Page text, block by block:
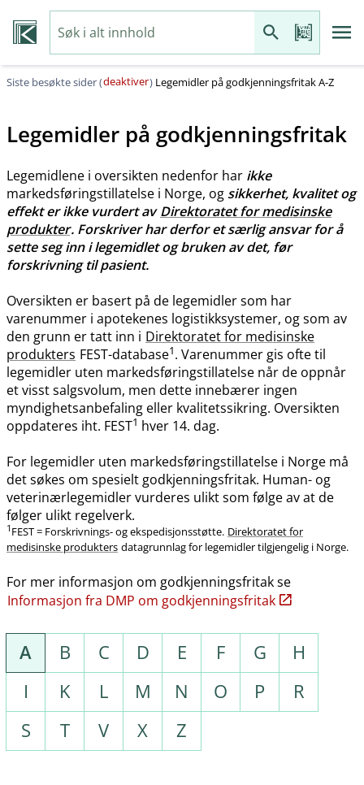
Siste besøkte sider (deaktiver) Legemidler på godkjenningsfritak A-Z
Legemidler på godkjenningsfritak
Legemidlene i oversikten nedenfor har ikke
markedsføringstillatelse i Norge, og sikkerhet, kvalitet og
effekt er ikke vurdert avDirektoratet for medisinske
produkter. Forskriver har derfor et særlig ansvar for å
sette seg inn i legemidlet og bruken av det, før
forskrivning til pasient.
Oversikten er basert på de legemidler som har
varenummer i apotekenes logistikksystemer, og som av
den grunn er tatt inn i Direktoratet for medisinske
produkters FEST-database1. Varenummer gis ofte til
legemidler uten markedsføringstillatelse når de oppnår
et visst salgsvolum, men dette innebærer ingen
myndighetsanbefaling eller kvalitetssikring. Oversikten
oppdateres iht. FEST1 hver 14. dag.
For legemidler uten markedsføringstillatelse i Norge må
det søkes om spesielt godkjenningsfritak. Human- og
veterinærlegemidler vurderes ulikt som følge av at de
følger ulikt regelverk.
1 FEST = Forskrivnings- og ekspedisjonsstøtte. Direktoratet for
medisinske produkters datagrunnlag for legemidler tilgjengelig i Norge.
For mer informasjon om godkjenningsfritak se
Informasjon fra DMP om godkjenningsfritak
A B C D E F G
H
I
K L M N O P
R
S
T V X Z